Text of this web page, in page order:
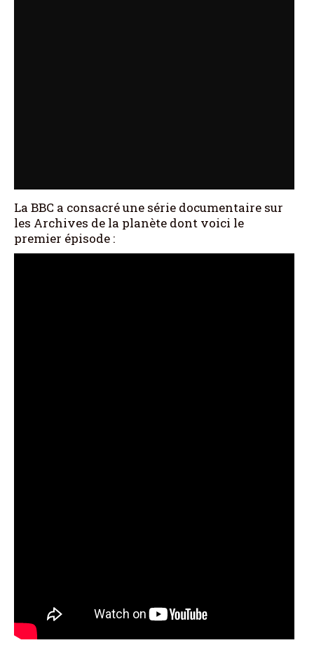
La BBC a consacré une série documentaire sur
les Archives de la planète dont voici le
premier épisode :